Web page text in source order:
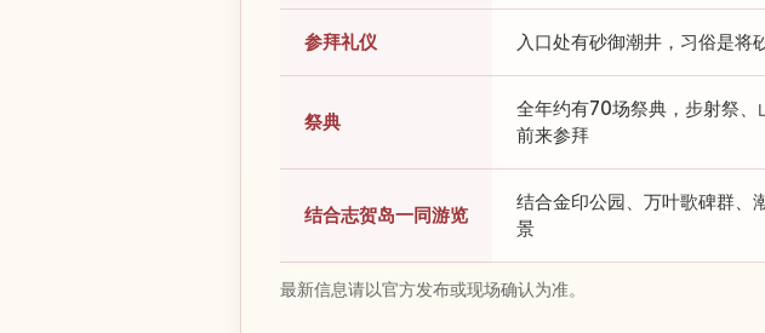
参拜礼仪 入口处有砂御潮井，习俗是将
祭典
全年约有70场祭典，步射祭
前来参拜
结合志贺岛一同游览
结合金印公园、万叶歌碑群、
景
最新信息请以官方发布或现场确认为准。